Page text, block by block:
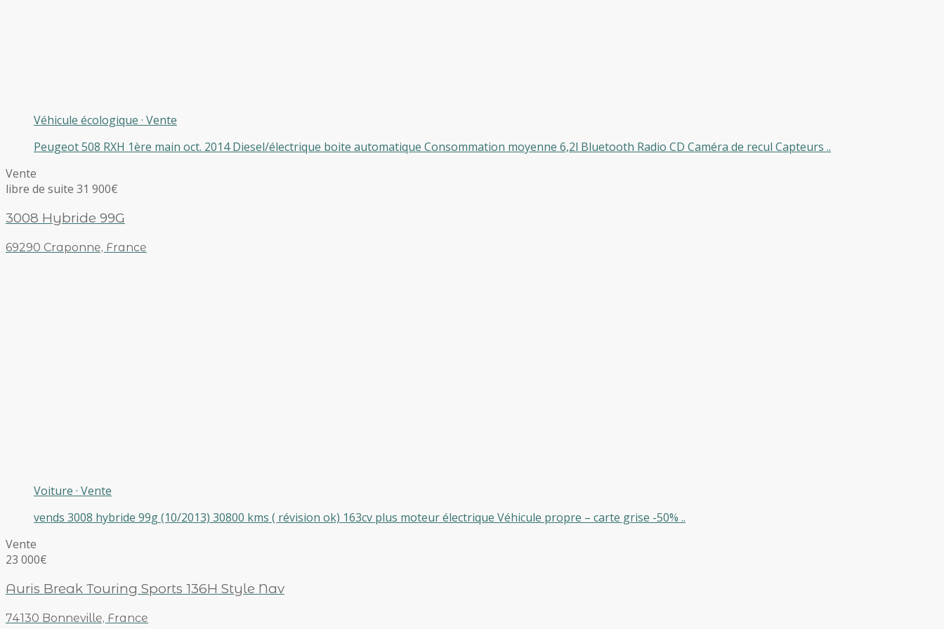
Véhicule écologique · Vente
Peugeot 508 RXH 1ère main oct. 2014 Diesel/électrique boite automatique Consommation moyenne 6,2l Bluetooth Radio CD Caméra de recul Capteurs ..
Vente
libre de suite 31 900€
3008 Hybride 99G
69290 Craponne, France
Voiture · Vente
vends 3008 hybride 99g (10/2013) 30800 kms ( révision ok) 163cv plus moteur électrique Véhicule propre – carte grise -50% ..
Vente
23 000€
Auris Break Touring Sports 136H Style Nav
74130 Bonneville, France